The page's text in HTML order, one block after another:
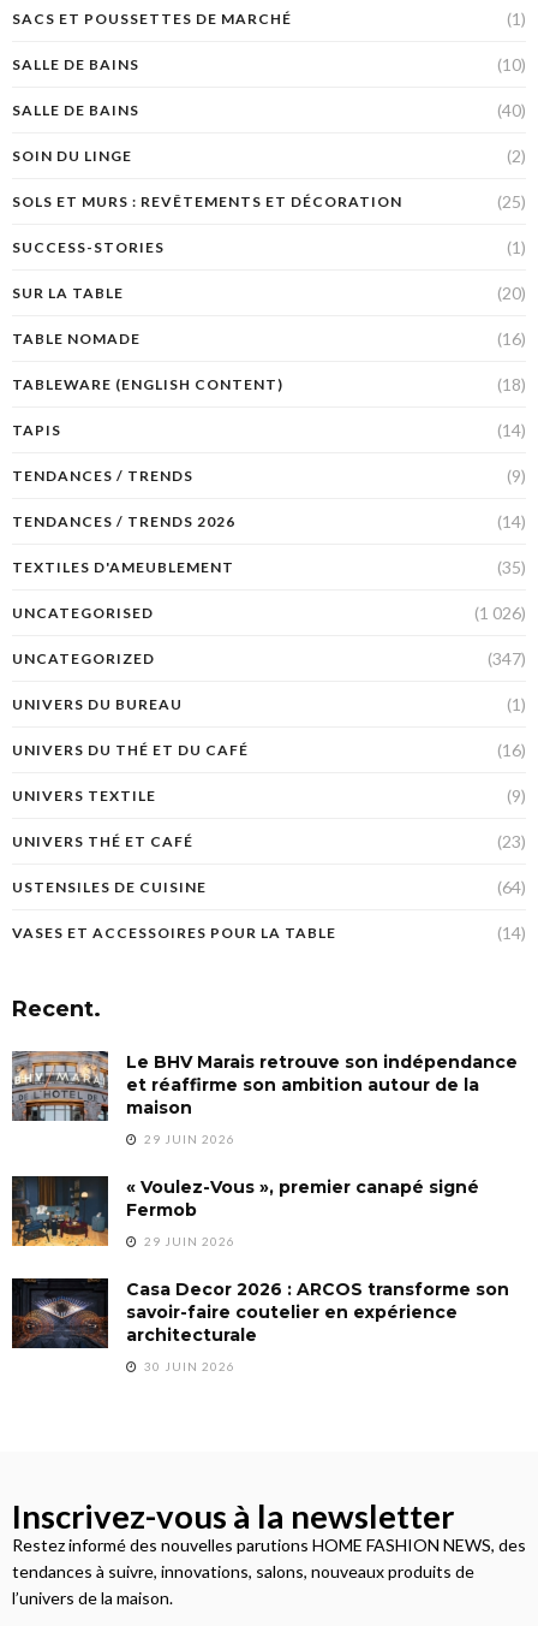
SACS ET POUSSETTES DE MARCHÉ (1)
SALLE DE BAINS (10)
SALLE DE BAINS (40)
SOIN DU LINGE (2)
SOLS ET MURS : REVÊTEMENTS ET DÉCORATION (25)
SUCCESS-STORIES (1)
SUR LA TABLE (20)
TABLE NOMADE (16)
TABLEWARE (ENGLISH CONTENT) (18)
TAPIS (14)
TENDANCES / TRENDS (9)
TENDANCES / TRENDS 2026 (14)
TEXTILES D'AMEUBLEMENT (35)
UNCATEGORISED (1 026)
UNCATEGORIZED (347)
UNIVERS DU BUREAU (1)
UNIVERS DU THÉ ET DU CAFÉ (16)
UNIVERS TEXTILE (9)
UNIVERS THÉ ET CAFÉ (23)
USTENSILES DE CUISINE (64)
VASES ET ACCESSOIRES POUR LA TABLE (14)
Recent.
Le BHV Marais retrouve son indépendance
et réaffirme son ambition autour de la
maison
29 JUIN 2026
« Voulez-Vous », premier canapé signé
Fermob
29 JUIN 2026
Casa Decor 2026 : ARCOS transforme son
savoir-faire coutelier en expérience
architecturale
30 JUIN 2026
Inscrivez-vous à la newsletter
Restez informé des nouvelles parutions HOME FASHION NEWS, des
tendances à suivre, innovations, salons, nouveaux produits de
l’univers de la maison.